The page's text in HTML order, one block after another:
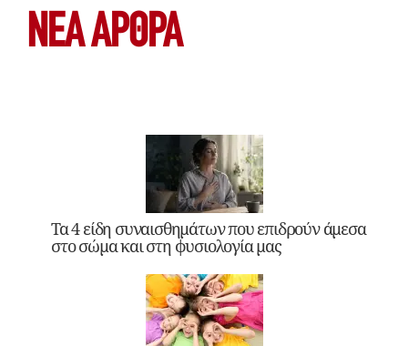
ΝΕΑ ΆΡΘΡΑ
Τα 4 είδη συναισθημάτων που επιδρούν άμεσα
στο σώμα και στη φυσιολογία μας